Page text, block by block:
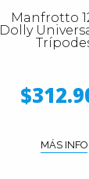
Manfrotto
Dolly
MÁS INFO